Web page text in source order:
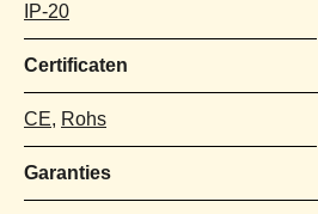
IP-20
Certificaten
CE, Rohs
Garanties